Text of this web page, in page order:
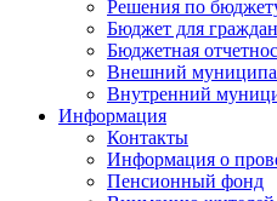
Решения по
Бюджет для граждан
Бюджетная
Внешний
Внутренний
Информация
Контакты
Информация о
Пенсионный фонд